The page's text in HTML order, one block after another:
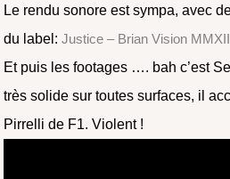
Le rendu sonore est sympa, avec
du label:Justice – Brian Vision
Et puis les footages …. bah c’est
très solide sur toutes surfaces, il
Pirrelli de F1. Violent !